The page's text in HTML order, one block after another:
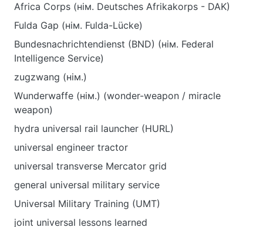
Africa Corps (нім. Deutsches Afrikakorps - DAK)
Fulda Gap (нім. Fulda-Lücke)
Bundesnachrichtendienst (BND) (нім. Federal
Intelligence Service)
zugzwang (нім.)
Wunderwaffe (нім.) (wonder-weapon / miracle
weapon)
hydra universal rail launcher (HURL)
universal engineer tractor
universal transverse Mercator grid
general universal military service
Universal Military Training (UMT)
joint universal lessons learned